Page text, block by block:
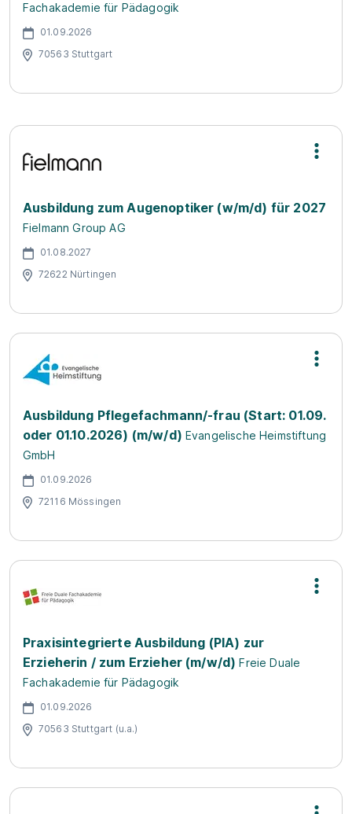
Fachakademie für Pädagogik
01.09.2026
70563 Stuttgart
Ausbildung zum Augenoptiker (w/m/d) für 2027
Fielmann Group AG
01.08.2027
72622 Nürtingen
Ausbildung Pflegefachmann/-frau (Start: 01.09.
oder 01.10.2026) (m/w/d) Evangelische Heimstiftung
GmbH
01.09.2026
72116 Mössingen
Praxisintegrierte Ausbildung (PIA) zur
Erzieherin / zum Erzieher (m/w/d) Freie Duale
Fachakademie für Pädagogik
01.09.2026
70563 Stuttgart (u.a.)